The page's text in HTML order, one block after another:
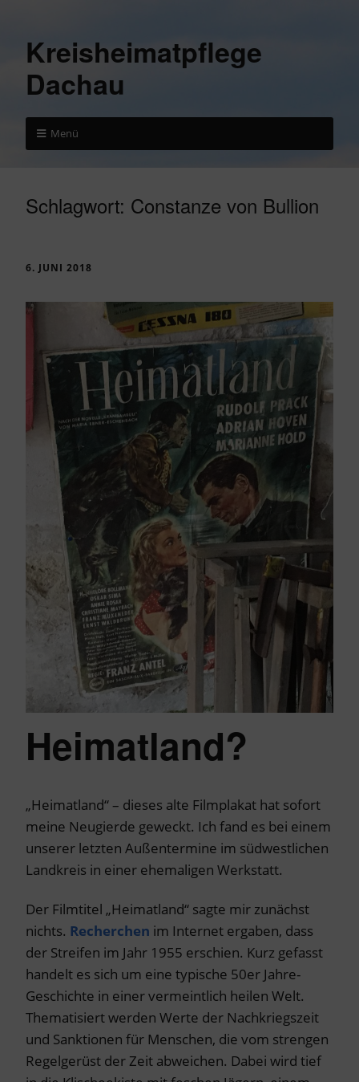
Kreisheimatpflege
Dachau
Menü
Schlagwort: Constanze von Bullion
6. JUNI 2018
Heimatland?
„Heimatland“ – dieses alte Filmplakat hat sofort
meine Neugierde geweckt. Ich fand es bei einem
unserer letzten Außentermine im südwestlichen
Landkreis in einer ehemaligen Werkstatt.
Der Filmtitel „Heimatland“ sagte mir zunächst
nichts. Recherchen im Internet ergaben, dass
der Streifen im Jahr 1955 erschien. Kurz gefasst
handelt es sich um eine typische 50er Jahre-
Geschichte in einer vermeintlich heilen Welt.
Thematisiert werden Werte der Nachkriegszeit
und Sanktionen für Menschen, die vom strengen
Regelgerüst der Zeit abweichen. Dabei wird tief